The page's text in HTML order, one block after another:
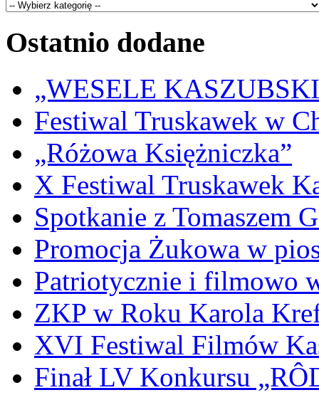
Ostatnio dodane
„WESELE
Festiwal Truskawek w
„Różowa Księżniczka”
X Festiwal Truskawek
Spotkanie z Tomaszem
Promocja Żukowa w
Patriotycznie i filmowo
ZKP w Roku Karola
XVI Festiwal Filmów
Finał LV Konkursu